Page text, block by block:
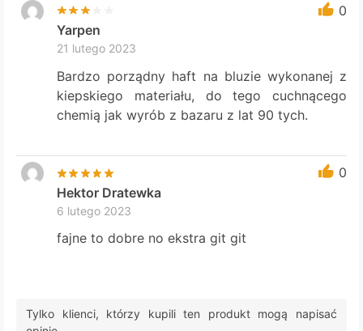
0
Yarpen
21 lutego 2023
Bardzo porządny haft na bluzie wykonanej z
kiepskiego materiału, do tego cuchnącego
chemią jak wyrób z bazaru z lat 90 tych.
0
Hektor Dratewka
6 lutego 2023
fajne to dobre no ekstra git git
Tylko klienci, którzy kupili ten produkt mogą napisać